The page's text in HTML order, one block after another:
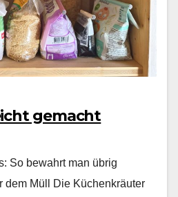
gemacht
So bewahrt man übrig
dem Müll Die Küchenkräuter